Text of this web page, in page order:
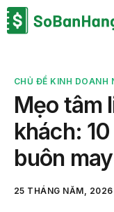
Sản phẩm
Bảng giá
Blog
Thông tin thuế
Về chúng tôi
CHỦ ĐỀ KINH DOANH
Mẹo tâm
khách:
buôn
25 THÁNG NĂM, 2026